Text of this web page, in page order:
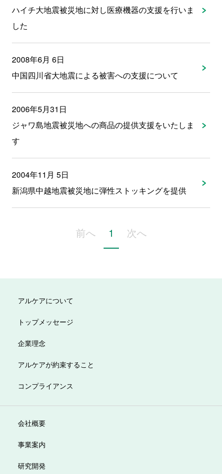
ハイチ大地震被災地に対し医療機器の支援を行いま
した
2008年6月 6日
中国四川省大地震による被害への支援について
2006年5月31日
ジャワ島地震被災地への商品の提供支援をいたしま
す
2004年11月 5日
新潟県中越地震被災地に弾性ストッキングを提供
前へ 1 次へ
アルケアについて
トップメッセージ
企業理念
アルケアが約束すること
コンプライアンス
会社概要
事業案内
研究開発